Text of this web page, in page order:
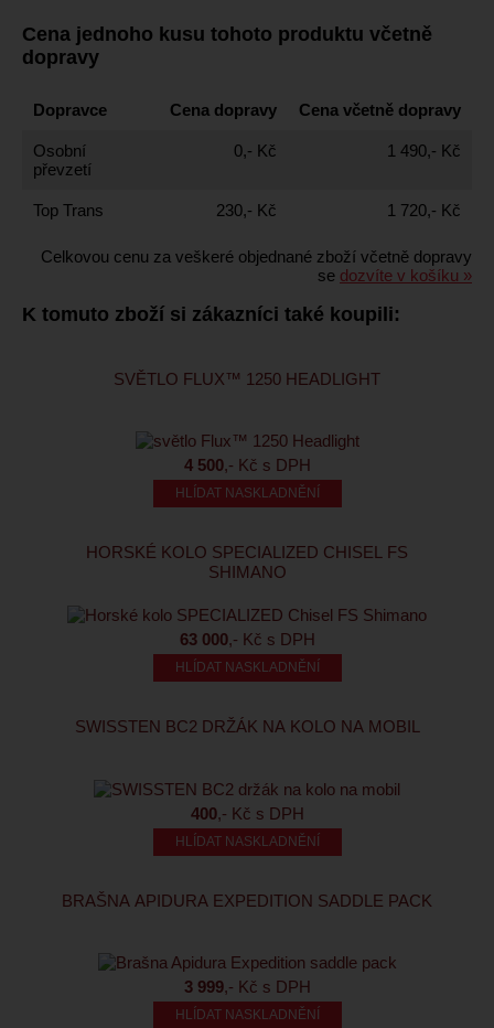
Cena jednoho kusu tohoto produktu včetně
dopravy
Dopravce Cena dopravy Cena včetně dopravy
Osobní
převzetí
0,- Kč 1 490,- Kč
Top Trans 230,- Kč 1 720,- Kč
Celkovou cenu za veškeré objednané zboží včetně dopravy
se dozvíte v košíku »
K tomuto zboží si zákazníci také koupili:
SVĚTLO FLUX™ 1250 HEADLIGHT
4 500,- Kč s DPH
HLÍDAT NASKLADNĚNÍ
HORSKÉ KOLO SPECIALIZED CHISEL FS
SHIMANO
63 000,- Kč s DPH
HLÍDAT NASKLADNĚNÍ
SWISSTEN BC2 DRŽÁK NA KOLO NA MOBIL
400,- Kč s DPH
HLÍDAT NASKLADNĚNÍ
BRAŠNA APIDURA EXPEDITION SADDLE PACK
3 999,- Kč s DPH
HLÍDAT NASKLADNĚNÍ